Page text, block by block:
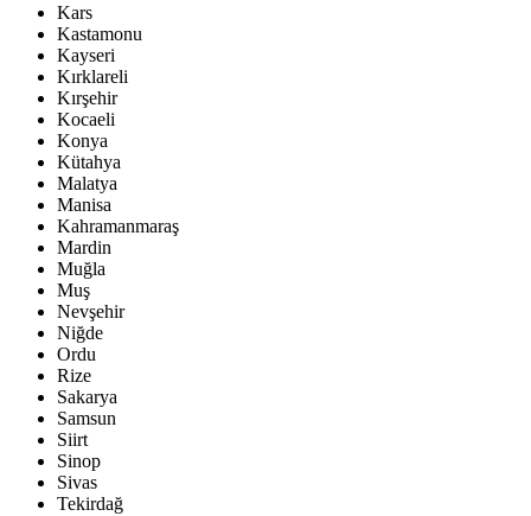
Kars
Kastamonu
Kayseri
Kırklareli
Kırşehir
Kocaeli
Konya
Kütahya
Malatya
Manisa
Kahramanmaraş
Mardin
Muğla
Muş
Nevşehir
Niğde
Ordu
Rize
Sakarya
Samsun
Siirt
Sinop
Sivas
Tekirdağ